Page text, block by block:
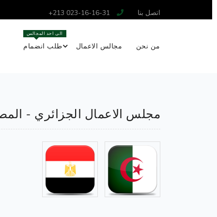
اتصل بنا +213 023-16-16-31
من نحن مجالس الاعمال طلب انضمام
الى احد المجالس
مجلس الاعمال الجزائري -